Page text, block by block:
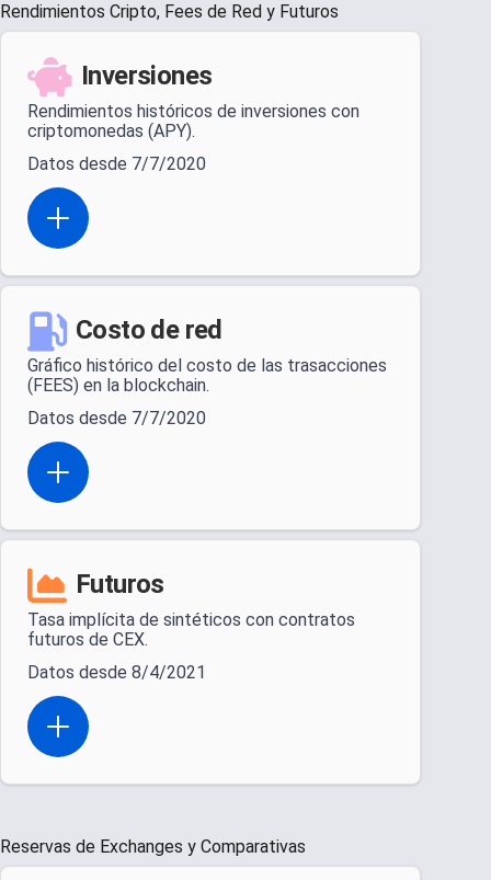
Rendimientos Cripto, Fees de Red y Futuros
Inversiones
Rendimientos históricos de inversiones con
criptomonedas (APY).
Datos desde 7/7/2020
Open actions menu
Costo de red
Gráfico histórico del costo de las trasacciones
(FEES) en la blockchain.
Datos desde 7/7/2020
Open actions menu
Futuros
Tasa implícita de sintéticos con contratos
futuros de CEX.
Datos desde 8/4/2021
Open actions menu
Reservas de Exchanges y Comparativas